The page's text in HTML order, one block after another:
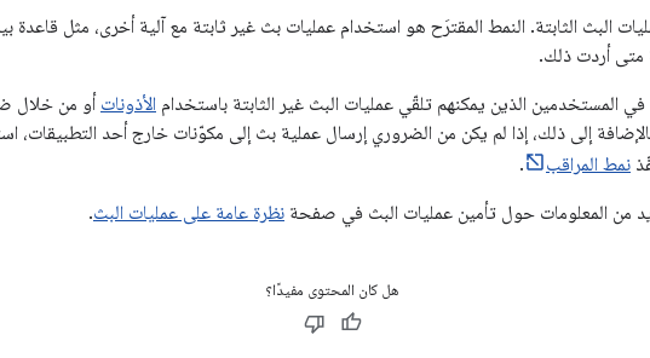
البث الثابتة. النمط المقترَح هو استخدام عمليات بث غير ثابتة مع آلية أخرى، مثل قاعدة
متى أردت ذلك.
المستخدمين الذين يمكنهم تلقّي عمليات البث غير الثابتة باستخدام الأذونات أو من خلال
نمط المراقب
.
من المعلومات حول تأمين عمليات البث في صفحة نظرة عامة على عمليات البث.
هل كان المحتوى مفيدًا؟